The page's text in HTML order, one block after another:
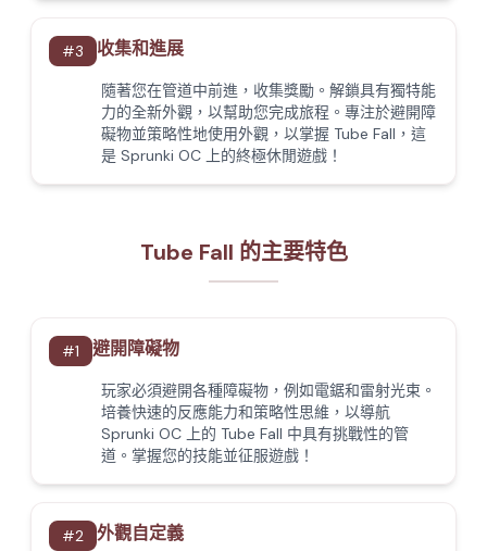
#3 收集和進展
隨著您在管道中前進，收集獎勵。解鎖具有獨特能
力的全新外觀，以幫助您完成旅程。專注於避開障
礙物並策略性地使用外觀，以掌握 Tube Fall，這
是 Sprunki OC 上的終極休閒遊戲！
Tube Fall 的主要特色
#1 避開障礙物
玩家必須避開各種障礙物，例如電鋸和雷射光束。
培養快速的反應能力和策略性思維，以導航
Sprunki OC 上的 Tube Fall 中具有挑戰性的管
道。掌握您的技能並征服遊戲！
#2 外觀自定義